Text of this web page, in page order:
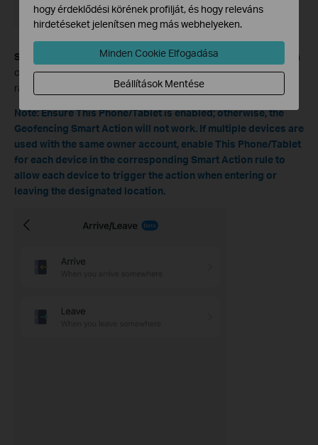
Step 5. Arrive or Leave, enableThis Phone/Tablet
, then
choose a location by setting the map coordinates and effective
radius. Tap
in the top‑right corner.
Note:Ensure This Phone/Tablet is enabled; otherwise, the
Geofencing Smart Action will not work. If multiple devices are
used with the same owner account, enable This Phone/Tablet
for each device in the corresponding Smart Action rule to
allow each device to trigger the action when entering or
leaving the designated location.
hogy érdeklődési körének profilját, és hogy releváns
hirdetéseket jelenítsen meg más webhelyeken.
Minden Cookie Elfogadása
Beállítások Mentése